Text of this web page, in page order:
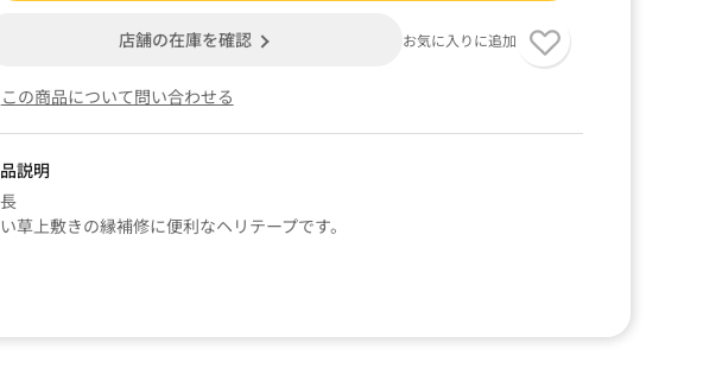
店舗の在庫を確認 お気に入りに追加
この商品について問い合わせる
説明
草上敷きの縁補修に便利なヘリテープです。